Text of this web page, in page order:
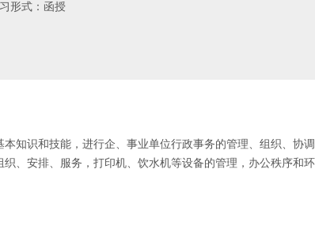
形式：函授
知识和技能，进行企、事业单位行政事务的管理、组织、协调
、安排、服务，打印机、饮水机等设备的管理，办公秩序和环